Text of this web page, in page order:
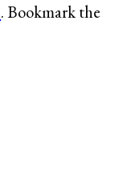
. Bookmark the